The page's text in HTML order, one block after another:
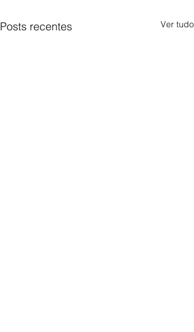
Posts recentes Ver tudo